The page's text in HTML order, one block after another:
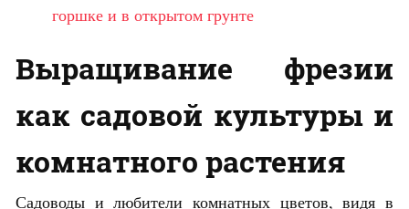
горшке и в открытом грунте
Выращивание фрезии
как садовой культуры и
комнатного растения
Садоводы и любители комнатных цветов, видя в